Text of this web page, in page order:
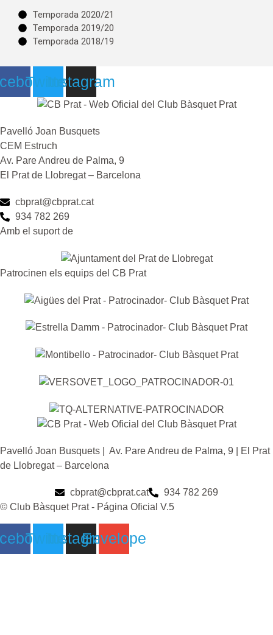
Temporada 2020/21
Temporada 2019/20
Temporada 2018/19
TwitterInstagram
Pavelló Joan Busquets
CEM Estruch
Av. Pare Andreu de Palma, 9
El Prat de Llobregat – Barcelona
cbprat@cbprat.cat
934 782 269
Amb el suport de
Patrocinen els equips del CB Prat
Pavelló Joan Busquets | Av. Pare Andreu de Palma, 9 | El Prat
de Llobregat – Barcelona
cbprat@cbprat.cat
934 782 269
© Club Bàsquet Prat - Página Oficial V.5
TwitterInstagram
Envelope